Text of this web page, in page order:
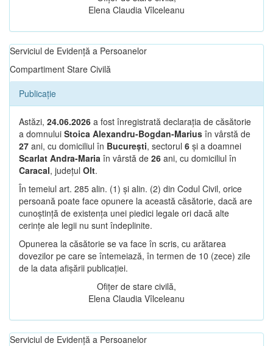
Elena Claudia Vîlceleanu
Serviciul de Evidență a Persoanelor
Compartiment Stare Civilă
Publicație
Astăzi, 24.06.2026 a fost înregistrată declarația de căsătorie
a domnului Stoica Alexandru-Bogdan-Marius în vârstă de
27 ani, cu domiciliul în București, sectorul 6 și a doamnei
Scarlat Andra-Maria în vârstă de 26 ani, cu domiciliul în
Caracal, județul Olt.
În temeiul art. 285 alin. (1) și alin. (2) din Codul Civil, orice
persoană poate face opunere la această căsătorie, dacă are
cunoștință de existența unei piedici legale ori dacă alte
cerințe ale legii nu sunt îndeplinite.
Opunerea la căsătorie se va face în scris, cu arătarea
dovezilor pe care se întemeiază, în termen de 10 (zece) zile
de la data afișării publicației.
Ofițer de stare civilă,
Elena Claudia Vîlceleanu
Serviciul de Evidență a Persoanelor